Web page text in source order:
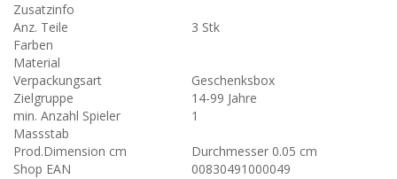
Zusatzinfo
Anz. Teile
3 Stk
Farben
Material
Verpackungsart
Geschenksbox
Zielgruppe
14-99 Jahre
min. Anzahl Spieler
1
Massstab
Prod.Dimension cm
Durchmesser 0.05 cm
Shop EAN
00830491000049